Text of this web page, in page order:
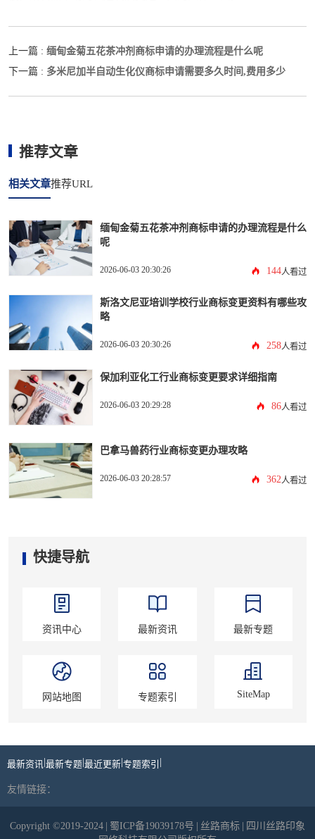
上一篇 : 缅甸金菊五花茶冲剂商标申请的办理流程是什么呢
下一篇 : 多米尼加半自动生化仪商标申请需要多久时间,费用多少
推荐文章
相关文章推荐URL
缅甸金菊五花茶冲剂商标申请的办理流程是什么
呢
2026-06-03 20:30:26 144人看过
斯洛文尼亚培训学校行业商标变更资料有哪些攻
略
2026-06-03 20:30:26 258人看过
保加利亚化工行业商标变更要求详细指南
2026-06-03 20:29:28 86人看过
巴拿马兽药行业商标变更办理攻略
2026-06-03 20:28:57 362 人看过
快捷导航
资讯中心 最新资讯 最新专题
网站地图 专题索引 SiteMap
最新资讯 |最新专题|最近更新|专题索引 |
友情链接：
Copyright ©2019-2024 | 蜀ICP备19039178号 | 丝路商标 | 四川丝路印象